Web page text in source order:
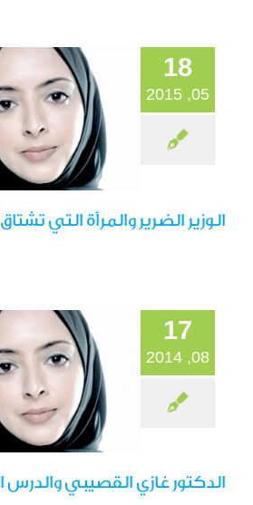
18
05, 2015
الوزير الضرير والمرأة التي
17
08, 2014
الدكتور غازي
الدكتور غازي القصيبي والدرس